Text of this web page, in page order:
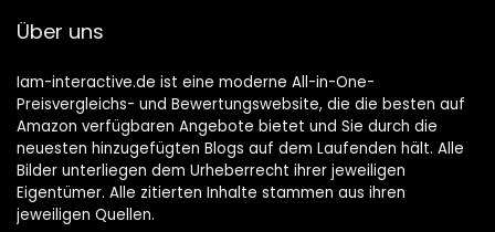
Über uns
Iam-interactive.de ist eine moderne All-in-One-
Preisvergleichs- und Bewertungswebsite, die die besten auf
Amazon verfügbaren Angebote bietet und Sie durch die
neuesten hinzugefügten Blogs auf dem Laufenden hält. Alle
Bilder unterliegen dem Urheberrecht ihrer jeweiligen
Eigentümer. Alle zitierten Inhalte stammen aus ihren
jeweiligen Quellen.